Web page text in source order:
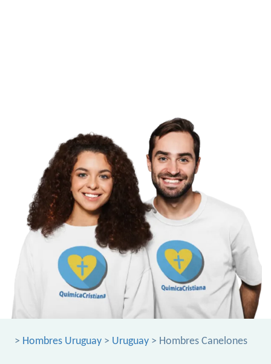
> Hombres Uruguay > Uruguay > Hombres Canelones